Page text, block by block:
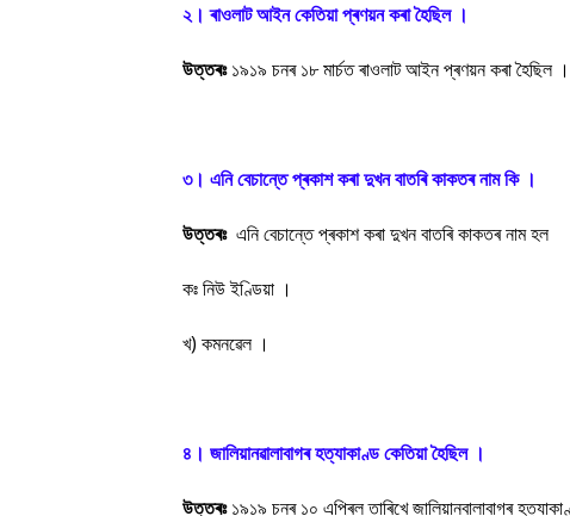
২। ৰাওলাট আইন কেতিয়া প্ৰণয়ন কৰা হৈছিল ।
উত্তৰঃ১৯১৯ চনৰ ১৮ মাৰ্চত ৰাওলাট আইন প্ৰণয়ন কৰা হৈছিল ।
৩। এনি বেচান্তে প্ৰকাশ কৰা দুখন বাতৰি কাকতৰ নাম কি ।
উত্তৰঃ এনি বেচান্তে প্ৰকাশ কৰা দুখন বাতৰি কাকতৰ নাম হল
কঃ নিউ ইণ্ডিয়া ।
খ) কমনৱেল ।
৪। জালিয়ানৱালাবাগৰ হত্যাকাণ্ড কেতিয়া হৈছিল ।
উত্তৰঃ১৯১৯ চনৰ ১০ এপ্ৰিল তাৰিখে জালিয়ানবালাবাগৰ